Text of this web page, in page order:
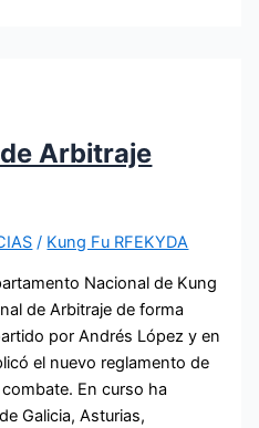
Arbitraje
/ Kung Fu RFEKYDA
Nacional de Kung
de Arbitraje de forma
por Andrés López y en
el nuevo reglamento de
En curso ha
Galicia, Asturias,